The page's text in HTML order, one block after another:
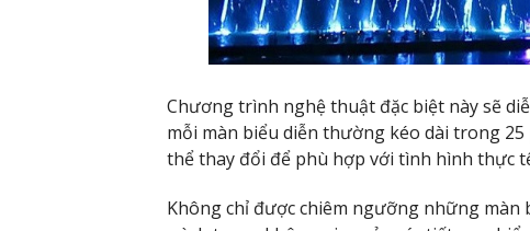
Chương trình nghệ thuật đặc biệt này sẽ
mỗi màn biểu diễn thường kéo dài trong
thể thay đổi để phù hợp với tình hình thực
Không chỉ được chiêm ngưỡng những màn